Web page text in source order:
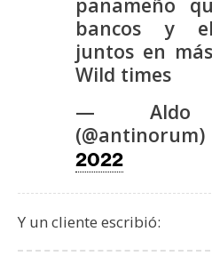
panameño
bancos y
juntos en
Wild times
— Aldo
2022
Y un cliente escribió: